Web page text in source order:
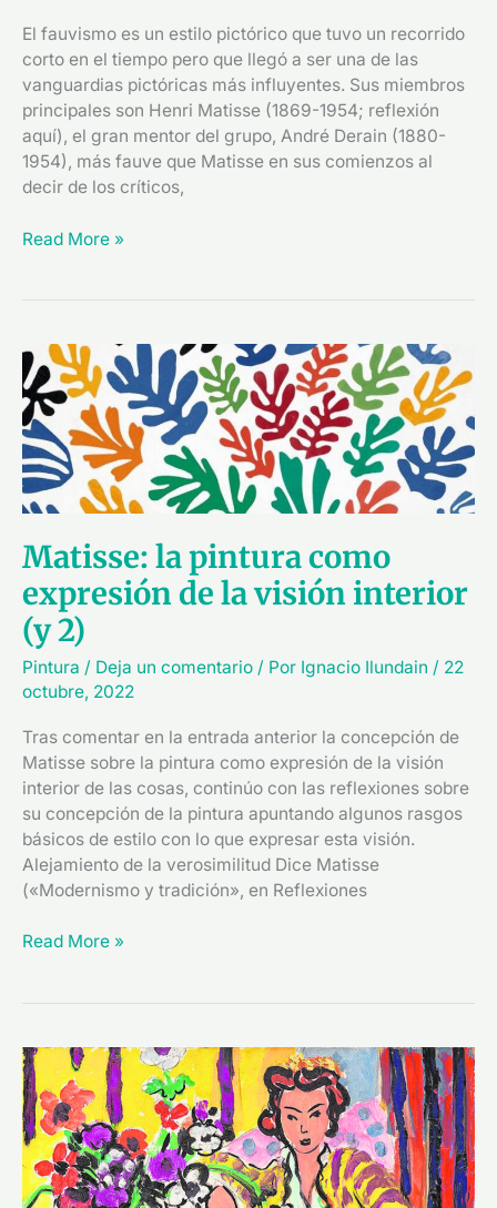
El fauvismo es un estilo pictórico que tuvo un recorrido
corto en el tiempo pero que llegó a ser una de las
vanguardias pictóricas más influyentes. Sus miembros
principales son Henri Matisse (1869-1954; reflexión
aquí), el gran mentor del grupo, André Derain (1880-
1954), más fauve que Matisse en sus comienzos al
decir de los críticos,
Read More »
Matisse: la pintura como
expresión de la visión interior
(y 2)
Pintura / Deja un comentario / Por Ignacio Ilundain / 22
octubre, 2022
Tras comentar en la entrada anterior la concepción de
Matisse sobre la pintura como expresión de la visión
interior de las cosas, continúo con las reflexiones sobre
su concepción de la pintura apuntando algunos rasgos
básicos de estilo con lo que expresar esta visión.
Alejamiento de la verosimilitud Dice Matisse
(«Modernismo y tradición», en Reflexiones
Matisse:
la
pintura
como
expresión
de
la
interior
(y
2)
Read More »
Matisse:
la
pintura
como
expresión
de